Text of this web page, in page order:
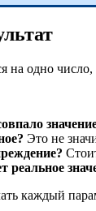
на одно
Это не
реальное
каждый